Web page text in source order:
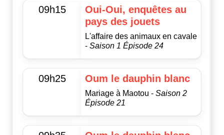
09h15
Oui-Oui, enquêtes au
pays des jouets
L'affaire des animaux en cavale
- Saison 1 Épisode 24
09h25 Oum le dauphin blanc
Mariage à Maotou - Saison 2
Épisode 21